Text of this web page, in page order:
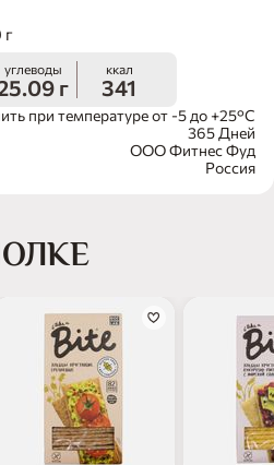
г
углеводы
г
ккал
341
при температуре от -5 до +25°С
365 Дней
ООО Фитнес Фуд
Россия